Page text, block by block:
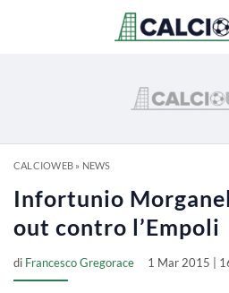
CALCIOWEB» NEWS
Infortunio
out contro l’Empoli
di Francesco Gregorace 1 Mar 2015 |